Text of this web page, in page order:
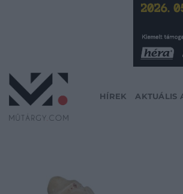
HÍREK AKTUÁLIS